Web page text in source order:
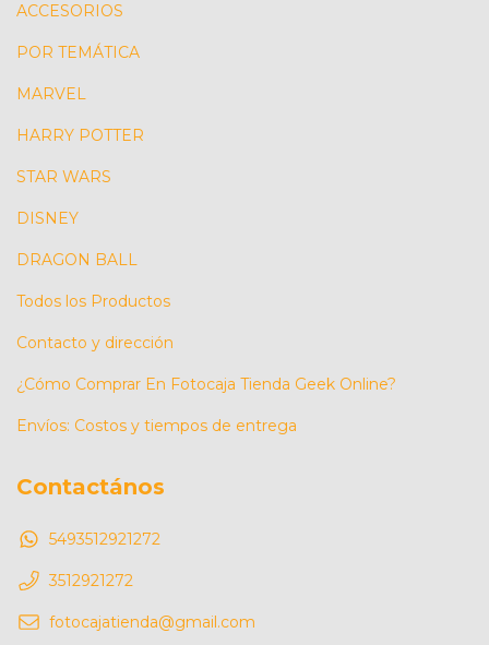
ACCESORIOS
POR TEMÁTICA
MARVEL
HARRY POTTER
STAR WARS
DISNEY
DRAGON BALL
Todos los Productos
Contacto y dirección
¿Cómo Comprar En Fotocaja Tienda Geek Online?
Envíos: Costos y tiempos de entrega
Contactános
5493512921272
3512921272
fotocajatienda@gmail.com